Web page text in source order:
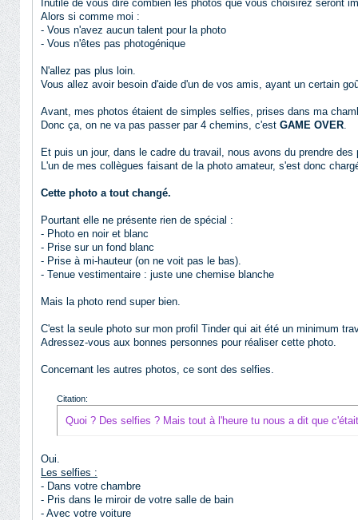
Inutile de vous dire combien les photos que vous choisirez seront
Alors si comme moi :
- Vous n'avez aucun talent pour la photo
- Vous n'êtes pas photogénique
N'allez pas plus loin.
Vous allez avoir besoin d'aide d'un de vos amis, ayant un certain
Avant, mes photos étaient de simples selfies, prises dans ma
Donc ça, on ne va pas passer par 4 chemins, c'est GAME OVER.
Et puis un jour, dans le cadre du travail, nous avons du prendre
L'un de mes collègues faisant de la photo amateur, s'est donc
Cette photo a tout changé.
Pourtant elle ne présente rien de spécial :
- Photo en noir et blanc
- Prise sur un fond blanc
- Prise à mi-hauteur (on ne voit pas le bas).
- Tenue vestimentaire : juste une chemise blanche
Mais la photo rend super bien.
C'est la seule photo sur mon profil Tinder qui ait été un minimum
Adressez-vous aux bonnes personnes pour réaliser cette photo.
Concernant les autres photos, ce sont des selfies.
Citation:
Quoi ? Des selfies ? Mais tout à l'heure tu nous a dit que
Oui.
Les selfies :
- Dans votre chambre
- Pris dans le miroir de votre salle de bain
- Avec votre voiture